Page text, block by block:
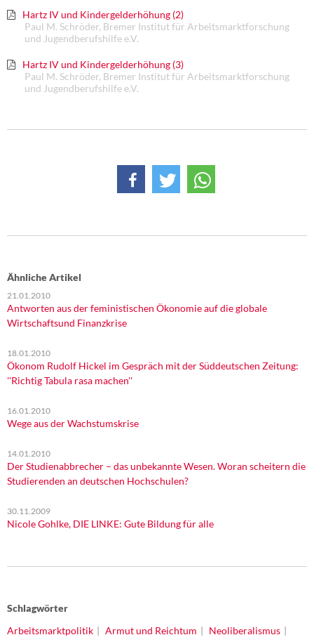
Hartz IV und Kindergelderhöhung (2)
Paul M. Schröder, Bremer Institut für Arbeitsmarktforschung
und Jugendberufshilfe e.V.
Hartz IV und Kindergelderhöhung (3)
Paul M. Schröder, Bremer Institut für Arbeitsmarktforschung
und Jugendberufshilfe e.V.
Ähnliche Artikel
21.01.2010
Antworten aus der feministischen Ökonomie auf die globale
Wirtschaftsund Finanzkrise
18.01.2010
Ökonom Rudolf Hickel im Gespräch mit der Süddeutschen Zeitung:
''Richtig Tabula rasa machen''
16.01.2010
Wege aus der Wachstumskrise
14.01.2010
Der Studienabbrecher – das unbekannte Wesen. Woran scheitern die
Studierenden an deutschen Hochschulen?
30.11.2009
Nicole Gohlke, DIE LINKE: Gute Bildung für alle
Schlagwörter
Arbeitsmarktpolitik
Armut und Reichtum Neoliberalismus